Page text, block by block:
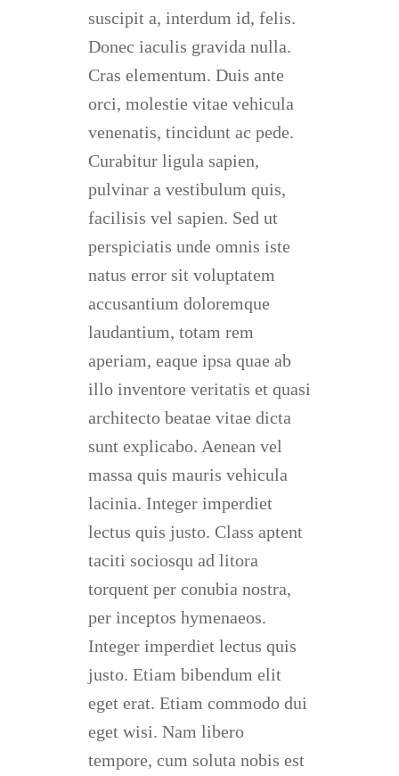
suscipit a, interdum id, felis.
Donec iaculis gravida nulla.
Cras elementum. Duis ante
orci, molestie vitae vehicula
venenatis, tincidunt ac pede.
Curabitur ligula sapien,
pulvinar a vestibulum quis,
facilisis vel sapien. Sed ut
perspiciatis unde omnis iste
natus error sit voluptatem
accusantium doloremque
laudantium, totam rem
aperiam, eaque ipsa quae ab
illo inventore veritatis et quasi
architecto beatae vitae dicta
sunt explicabo. Aenean vel
massa quis mauris vehicula
lacinia. Integer imperdiet
lectus quis justo. Class aptent
taciti sociosqu ad litora
torquent per conubia nostra,
per inceptos hymenaeos.
Integer imperdiet lectus quis
justo. Etiam bibendum elit
eget erat. Etiam commodo dui
eget wisi. Nam libero
tempore, cum soluta nobis est